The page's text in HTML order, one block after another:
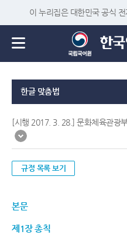
이 누리집은 대한민국 공식
한글 맞춤법
[시행 2017. 3. 28.] 문화체육관광
규정 목록 보기
본문
제1장 총칙